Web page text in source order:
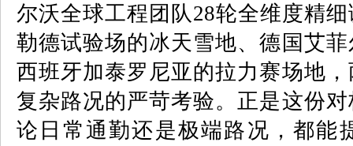
尔沃全球工程团队 28轮全维度精
勒德试验场的冰天雪地、德国艾
西班牙加泰罗尼亚的拉力赛场地
复杂路况的严苛考验。正是这份
论日常通勤还是极端路况，都能